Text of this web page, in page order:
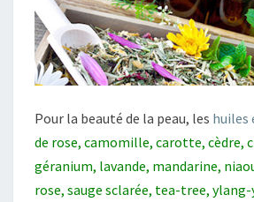
Pour la beauté de la peau, les huiles
de rose, camomille, carotte, cèdre,
géranium, lavande, mandarine,
rose, sauge sclarée, tea-tree,